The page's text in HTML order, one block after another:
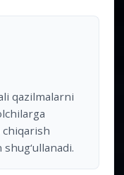
qazilmalarni